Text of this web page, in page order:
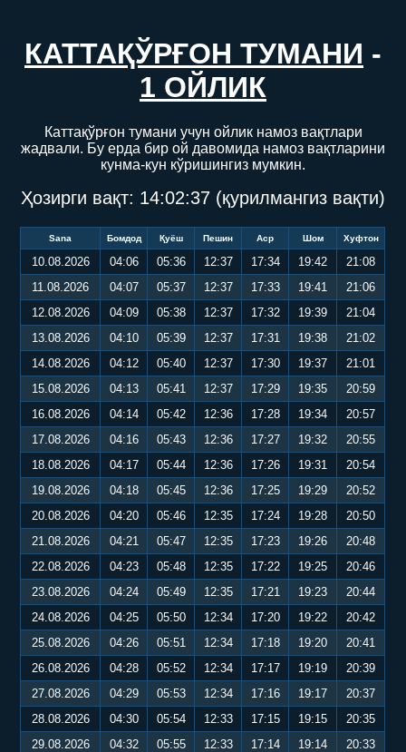
КАТТАҚЎРҒОН ТУМАНИ -
1 ОЙЛИК
Каттақўрғон тумани учун ойлик намоз вақтлари
жадвали. Бу ерда бир ой давомида намоз вақтларини
кунма-кун кўришингиз мумкин.
Ҳозирги вақт: 14:02:37 (қурилмангиз вақти)
Sana Бомдод Қуёш Пешин Аср Шом Хуфтон
10.08.2026 04:06 05:36 12:37 17:34 19:42
21:08
11.08.2026
04:07 05:37 12:37 17:33 19:41
21:06
12.08.2026
04:09 05:38 12:37 17:32 19:39
21:04
13.08.2026
04:10 05:39 12:37 17:31 19:38
21:02
14.08.2026
04:12 05:40 12:37 17:30 19:37
21:01
15.08.2026
04:13 05:41 12:37 17:29 19:35
20:59
16.08.2026
04:14 05:42 12:36 17:28 19:34
20:57
17.08.2026
04:16 05:43 12:36 17:27 19:32
20:55
18.08.2026
04:17 05:44 12:36 17:26 19:31
20:54
19.08.2026
04:18 05:45 12:36 17:25 19:29
20:52
20.08.2026
04:20 05:46 12:35 17:24 19:28
20:50
21.08.2026
04:21 05:47 12:35 17:23 19:26
20:48
22.08.2026
04:23 05:48 12:35 17:22 19:25
20:46
23.08.2026
04:24 05:49 12:35 17:21 19:23
20:44
24.08.2026
04:25 05:50 12:34 17:20 19:22
20:42
25.08.2026
04:26 05:51 12:34 17:18 19:20
20:41
26.08.2026
04:28 05:52 12:34 17:17 19:19
20:39
27.08.2026
04:29 05:53 12:34 17:16 19:17
20:37
28.08.2026
04:30 05:54 12:33 17:15 19:15
20:35
29.08.2026
04:32 05:55 12:33 17:14 19:14
20:33